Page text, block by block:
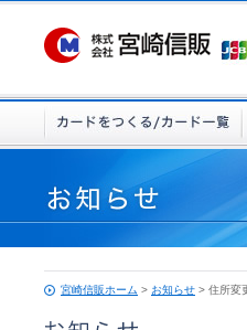
宮崎信販ホーム > お知らせ > 住所変